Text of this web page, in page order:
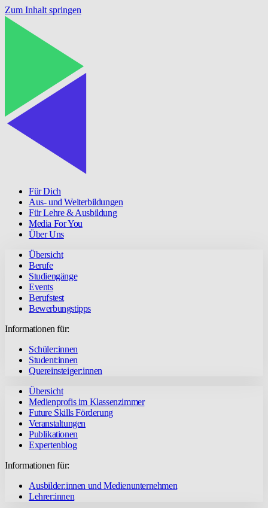
Zum Inhalt springen
Für Dich
Aus- und Weiterbildungen
Für Lehre & Ausbildung
Media For You
Über Uns
Übersicht
Berufe
Studiengänge
Events
Berufstest
Bewerbungstipps
Informationen für:
Schüler:innen
Student:innen
Quereinsteiger:innen
Übersicht
Medienprofis im Klassenzimmer
Future Skills Förderung
Veranstaltungen
Publikationen
Expertenblog
Informationen für:
Ausbilder:innen und Medienunternehmen
Lehrer:innen